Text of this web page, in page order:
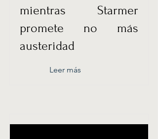
mientras Starmer
promete no más
austeridad
Leer más